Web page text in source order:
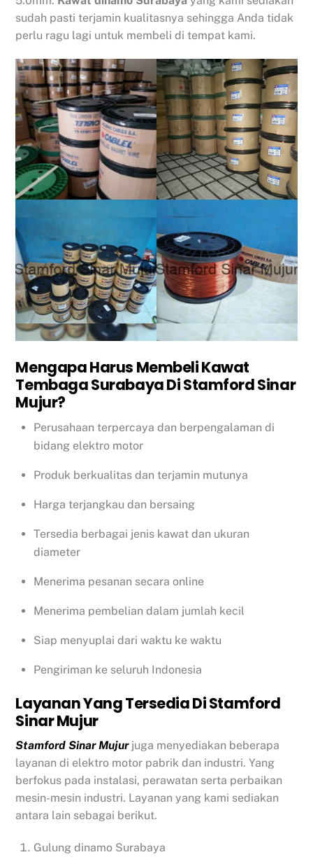
sudah pasti terjamin kualitasnya sehingga Anda tidak
perlu ragu lagi untuk membeli di tempat kami.
Mengapa Harus Membeli Kawat
Tembaga Surabaya Di Stamford Sinar
Mujur?
Perusahaan terpercaya dan berpengalaman di
bidang elektro motor
Produk berkualitas dan terjamin mutunya
Harga terjangkau dan bersaing
Tersedia berbagai jenis kawat dan ukuran
diameter
Menerima pesanan secara online
Menerima pembelian dalam jumlah kecil
Siap menyuplai dari waktu ke waktu
Pengiriman ke seluruh Indonesia
Layanan Yang Tersedia Di Stamford
Sinar Mujur
Stamford Sinar Mujurjuga menyediakan beberapa
layanan di elektro motor pabrik dan industri. Yang
berfokus pada instalasi, perawatan serta perbaikan
mesin-mesin industri. Layanan yang kami sediakan
antara lain sebagai berikut.
Gulung dinamo Surabaya